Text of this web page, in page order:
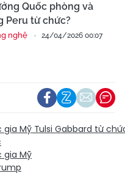
Quốc phòng và
Peru từ chức?
nghệ 24/04/2026 00:07
Mỹ Tulsi Gabbard từ
gia Mỹ